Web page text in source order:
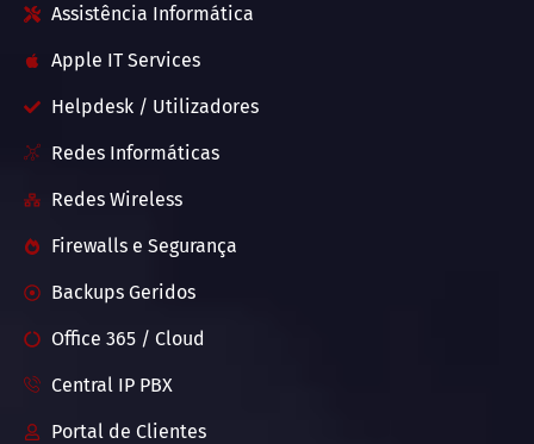
Assistência Informática
Apple IT Services
Helpdesk / Utilizadores
Redes Informáticas
Redes Wireless
Firewalls e Segurança
Backups Geridos
Office 365 / Cloud
Central IP PBX
Portal de Clientes